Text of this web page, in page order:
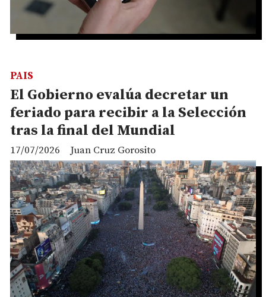
El Gobierno evalúa decretar un
feriado para recibir a la Selección
tras la final del Mundial
Juan Cruz Gorosito
PAIS
17/07/2026